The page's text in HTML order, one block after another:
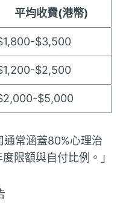
平均收費(港幣)
$3,500
$2,500
$5,000
通常涵蓋80%心理治
限額與自付比例。」